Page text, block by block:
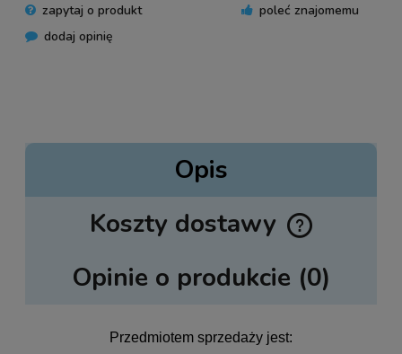
zapytaj o produkt
poleć znajomemu
dodaj opinię
Opis
Koszty dostawy
Cena nie zawiera ewentualnych kosztów płatności
Opinie o produkcie (0)
Przedmiotem sprzedaży jest: